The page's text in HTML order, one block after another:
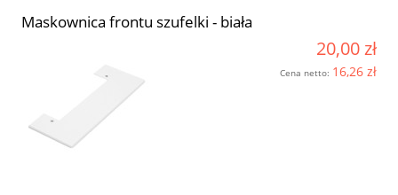
Maskownica frontu szufelki - biała
20,00 zł
Cena netto: 16,26 zł